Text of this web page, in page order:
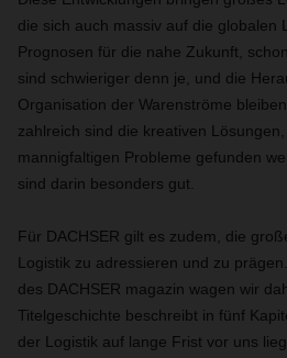
die sich auch massiv auf die globalen
Prognosen für die nahe Zukunft,
sind schwieriger denn je, und die
Organisation der Warenströme
zahlreich sind die kreativen
mannigfaltigen Probleme gefunden
sind darin besonders gut.
Für DACHSER gilt es zudem, die
Logistik zu adressieren und zu
des DACHSER magazin wagen wir
Titelgeschichte beschreibt in fünf
der Logistik auf lange Frist vor uns